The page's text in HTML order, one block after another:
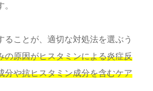
ことが、適切な対処法を選ぶう
の原因がヒスタミンによる炎症反
分や抗ヒスタミン成分を含むケア